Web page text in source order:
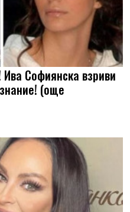
Софиянска взриви
(още